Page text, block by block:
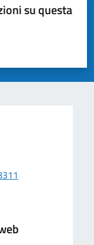
su questa